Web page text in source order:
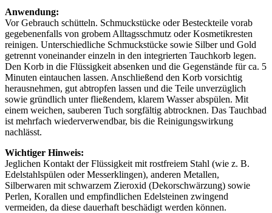
Anwendung:
Vor Gebrauch schütteln. Schmuckstücke oder Besteckteile vorab
gegebenenfalls von grobem Alltagsschmutz oder Kosmetikresten
reinigen. Unterschiedliche Schmuckstücke sowie Silber und Gold
getrennt voneinander einzeln in den integrierten Tauchkorb legen.
Den Korb in die Flüssigkeit absenken und die Gegenstände für ca. 5
Minuten eintauchen lassen. Anschließend den Korb vorsichtig
herausnehmen, gut abtropfen lassen und die Teile unverzüglich
sowie gründlich unter fließendem, klarem Wasser abspülen. Mit
einem weichen, sauberen Tuch sorgfältig abtrocknen. Das Tauchbad
ist mehrfach wiederverwendbar, bis die Reinigungswirkung
nachlässt.
Wichtiger Hinweis:
Jeglichen Kontakt der Flüssigkeit mit rostfreiem Stahl (wie z. B.
Edelstahlspülen oder Messerklingen), anderen Metallen,
Silberwaren mit schwarzem Zieroxid (Dekorschwärzung) sowie
Perlen, Korallen und empfindlichen Edelsteinen zwingend
vermeiden, da diese dauerhaft beschädigt werden können.